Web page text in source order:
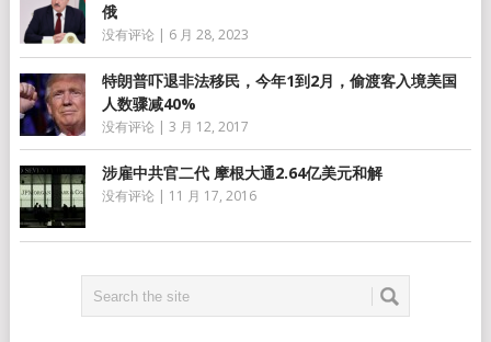
俄
没有评论 | 6 月 28, 2023
特朗普吓退非法移民，今年1到2月，偷渡客入境美国
人数骤减40%
没有评论 | 3 月 12, 2017
涉雇中共官二代 摩根大通2.64亿美元和解
没有评论 | 11 月 17, 2016